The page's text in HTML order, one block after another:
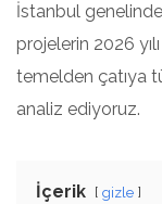
İstanbul
projelerin 2026
temelden çatıya
analiz ediyoruz.
İçerik gizle